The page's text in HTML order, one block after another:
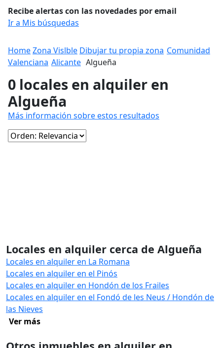
Recibe alertas con las novedades por email
Ir a Mis búsquedas
HomeZona Vislble Dibujar tu propia zona Comunidad
Valenciana Alicante Algueña
0 locales en alquiler en
Algueña
Más información sobre estos resultados
Locales en alquiler cerca de Algueña
Locales en alquiler en La Romana
Locales en alquiler en el Pinós
Locales en alquiler en Hondón de los Frailes
Locales en alquiler en el Fondó de les Neus / Hondón de
las Nieves
Ver más